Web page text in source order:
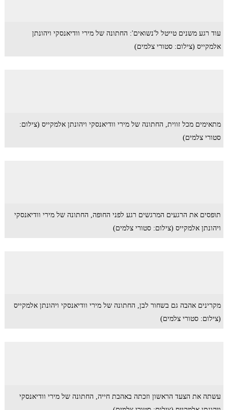
עוד רגע משנים טייטל ל'נשואים': החתונה של מירי וודיאנסקי ויהונתן
אלמקייס (צילום: סטורי צלמים)
מתאימים מכל זווית, החתונה של מירי וודיאנסקי ויהונתן אלמקייס (צילום:
סטורי צלמים)
תופסים את הרגעים המרגשים רגע לפני החופה, החתונה של מירי וודיאנסקי
ויהונתן אלמקייס (צילום: סטורי צלמים)
מקרינים אהבה גם בשחור לבן, החתונה של מירי וודיאנסקי ויהונתן אלמקייס
(צילום: סטורי צלמים)
עשתה את הצעד הראשון וזכתה באהבת חייה, החתונה של מירי וודיאנסקי